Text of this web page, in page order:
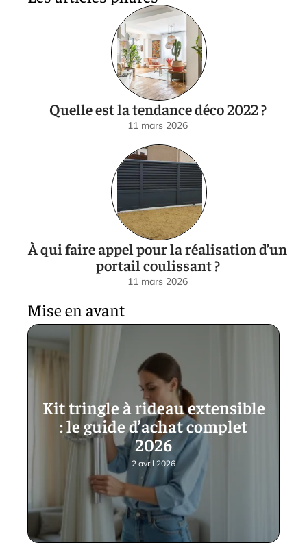
Quelle est la tendance déco 2022 ?
11 mars 2026
À qui faire appel pour la réalisation d’un
portail coulissant ?
11 mars 2026
Mise en avant
Kit tringle à rideau extensible
: le guide d’achat complet
2026
2 avril 2026